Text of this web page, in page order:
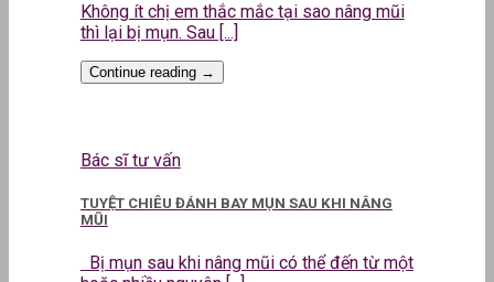
Không ít chị em thắc mắc tại sao nâng mũi
thì lại bị mụn. Sau [...]
Continue reading →
Bác sĩ tư vấn
TUYỆT CHIÊU ĐÁNH BAY MỤN SAU KHI NÂNG
MŨI
Bị mụn sau khi nâng mũi có thể đến từ một